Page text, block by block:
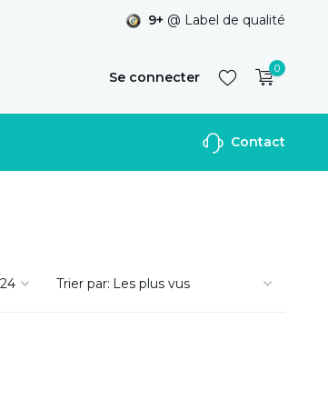
9+ @ Label de qualité
Se connecter
S'inscrire
0
Contact
Trier par: